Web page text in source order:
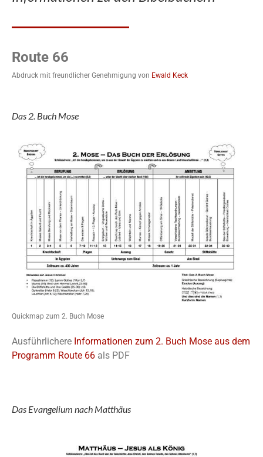
Route 66
Abdruck mit freundlicher Genehmigung von Ewald Keck
Das 2. Buch Mose
Quickmap zum 2. Buch Mose
Ausführlichere Informationen zum 2. Buch Mose aus dem
Programm Route 66 als PDF
Das Evangelium nach Matthäus